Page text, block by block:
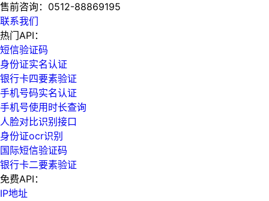
售前咨询： 0512-88869195
联系我们
热门API：
短信验证码
身份证实名认证
银行卡四要素验证
手机号码实名认证
手机号使用时长查询
人脸对比识别接口
身份证ocr识别
国际短信验证码
银行卡二要素验证
免费API：
IP地址